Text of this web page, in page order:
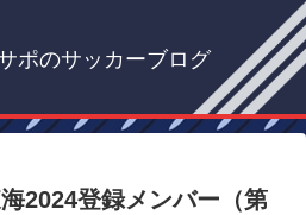
ポのサッカーブログ
2024登録メンバー（第